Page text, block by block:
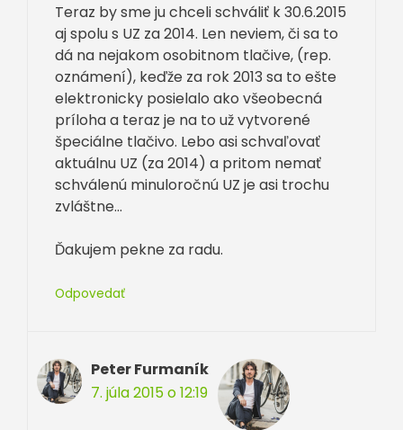
Teraz by sme ju chceli schváliť k 30.6.2015
aj spolu s UZ za 2014. Len neviem, či sa to
dá na nejakom osobitnom tlačive, (rep.
oznámení), keďže za rok 2013 sa to ešte
elektronicky posielalo ako všeobecná
príloha a teraz je na to už vytvorené
špeciálne tlačivo. Lebo asi schvaľovať
aktuálnu UZ (za 2014) a pritom nemať
schválenú minuloročnú UZ je asi trochu
zvláštne…
Ďakujem pekne za radu.
Odpovedať
Peter Furmaník
7. júla 2015 o 12:19